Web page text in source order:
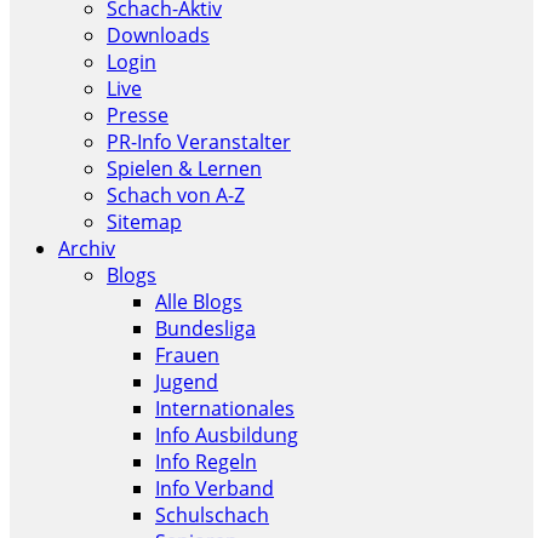
Schach-Aktiv
Downloads
Login
Live
Presse
PR-Info Veranstalter
Spielen & Lernen
Schach von A-Z
Sitemap
Archiv
Blogs
Alle Blogs
Bundesliga
Frauen
Jugend
Internationales
Info Ausbildung
Info Regeln
Info Verband
Schulschach